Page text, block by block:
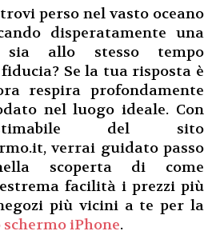
perso nel vasto oceano
disperatamente una
sia allo stesso tempo
Se la tua risposta è
respira profondamente
nel luogo ideale. Con
del sito
verrai guidato passo
scoperta di come
facilità i prezzi più
più vicini a te per la
iPhone.